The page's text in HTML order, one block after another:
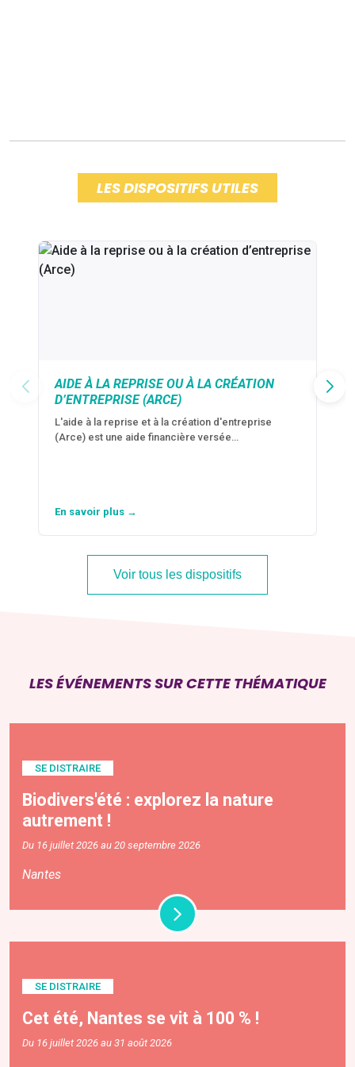
LES DISPOSITIFS UTILES
AIDE À LA REPRISE OU À LA CRÉATION
D’ENTREPRISE (ARCE)
L'aide à la reprise et à la création d'entreprise
(Arce) est une aide financière versée…
En savoir plus →
Voir tous les dispositifs
LES ÉVÉNEMENTS SUR CETTE THÉMATIQUE
SE DISTRAIRE
Biodivers'été : explorez la nature
autrement !
Du 16 juillet 2026 au 20 septembre 2026
Nantes
SE DISTRAIRE
Cet été, Nantes se vit à 100 % !
Du 16 juillet 2026 au 31 août 2026